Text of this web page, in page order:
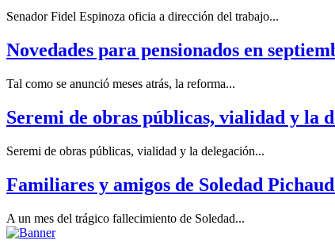
Senador Fidel Espinoza oficia a dirección del trabajo...
Novedades para pensionados en
Tal como se anunció meses atrás, la reforma...
Seremi de obras públicas, vialidad y la
Seremi de obras públicas, vialidad y la delegación...
Familiares y amigos de Soledad
A un mes del trágico fallecimiento de Soledad...